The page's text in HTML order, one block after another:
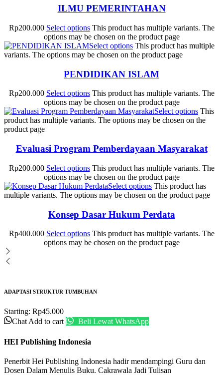
ILMU PEMERINTAHAN
Rp200.000 Select options This product has multiple variants. The
options may be chosen on the product page
Select options This product has multiple
variants. The options may be chosen on the product page
PENDIDIKAN ISLAM
Rp200.000 Select options This product has multiple variants. The
options may be chosen on the product page
Select options This
product has multiple variants. The options may be chosen on the
product page
Evaluasi Program Pemberdayaan Masyarakat
Rp200.000 Select options This product has multiple variants. The
options may be chosen on the product page
Select options This product has
multiple variants. The options may be chosen on the product page
Konsep Dasar Hukum Perdata
Rp400.000 Select options This product has multiple variants. The
options may be chosen on the product page
ADAPTASI STRUKTUR TUMBUHAN
Starting: Rp45.000
Chat Add to cart Beli Lewat WhatsApp
HEI Publishing Indonesia
Penerbit Hei Publishing Indonesia hadir mendampingi Guru dan
Dosen Dalam Menulis Buku. Cakrawala Jadi Tulisan